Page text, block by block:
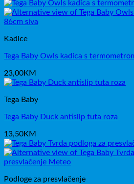
Kadice
Tega Baby Owls kadica s
23,00KM
Tega Baby
Tega Baby Duck antislip tuta roza
13,50KM
Podloge za presvlačenje